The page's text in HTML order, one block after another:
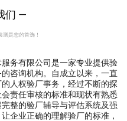
们 —
测是您的首选！
务有限公司是一家专业提供验
咨询机构。自成立以来，一直
人权验厂事务，经过不断的探
责任审核的标准和现状有熟悉
整的验厂辅导与评估系统及强
企业正确的理解验厂的标准，